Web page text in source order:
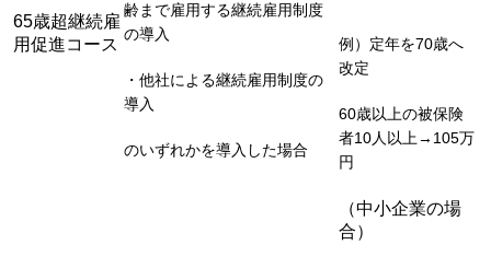
65歳超継続雇
用促進コース
齢まで雇用する継続雇用制度
の導入
・他社による継続雇用制度の
導入
のいずれかを導入した場合
例）定年を70歳へ
改定
60歳以上の被保険
者10人以上→105万
円
（中小企業の場
合）